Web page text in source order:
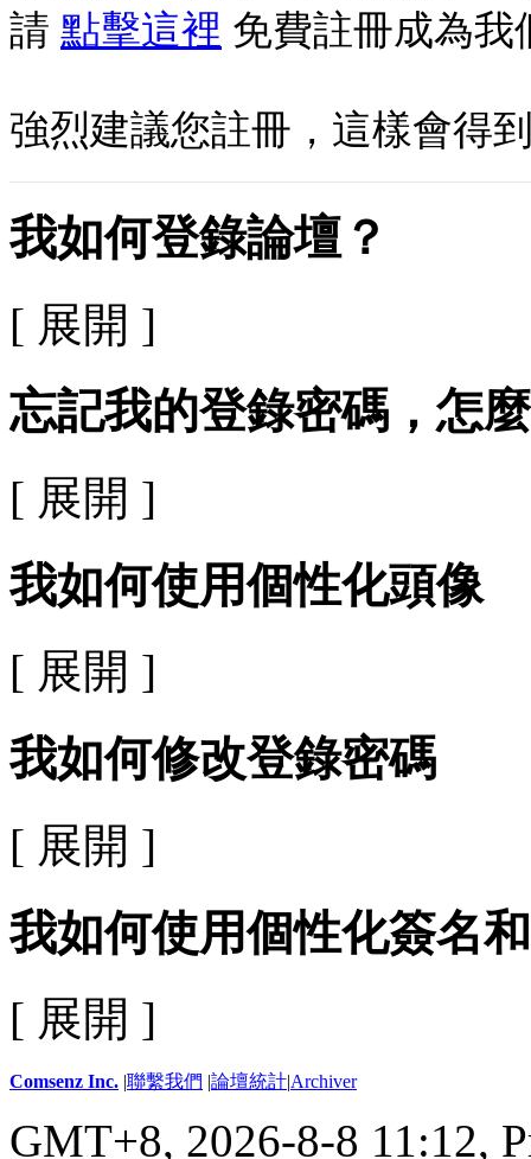
請 點擊這裡 免費註冊成為我
強烈建議您註冊，這樣會得
我如何登錄論壇？
[ 展開 ]
忘記我的登錄密碼，怎
[ 展開 ]
我如何使用個性化頭像
[ 展開 ]
我如何修改登錄密碼
[ 展開 ]
我如何使用個性化簽名
[ 展開 ]
Comsenz Inc. |聯繫我們 |論壇統計|Archiver
GMT+8, 2026-8-8 11:12,